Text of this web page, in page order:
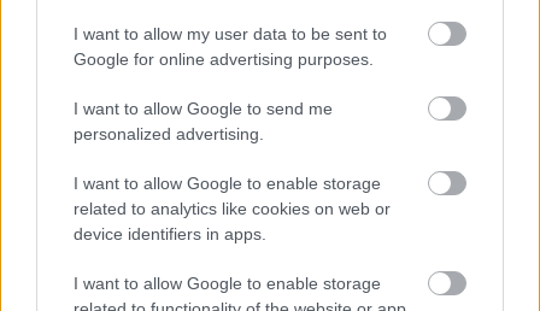
I want to allow my user data to be sent to
Google for online advertising purposes.
I want to allow Google to send me
personalized advertising.
I want to allow Google to enable storage
related to analytics like cookies on web or
device identifiers in apps.
I want to allow Google to enable storage
találatok. Ráadásul az egész baromi szép. Örülünk
neki. Na jó, ma nem még. de holnap. Ááá,
A használatban meg összeszokunk mindannyian.
Mindig ez van.
A honlap itt található.